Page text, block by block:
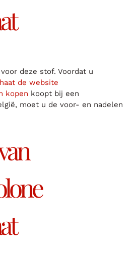
deze stof. Voordat u
de website
kopen koopt bij een
moet u de voor- en nadelen